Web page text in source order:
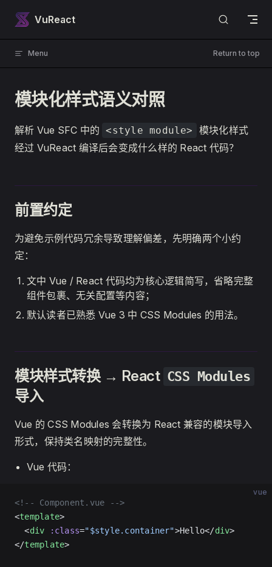
Skip to content
VuReact
Menu Return to top
模块化样式语义对照
解析 Vue SFC 中的 <style module>
模块化样式
经过 VuReact 编译后会变成什么样的 React 代码？
前置约定
为避免示例代码冗余导致理解偏差，先明确两个小约
定：
文中 Vue / React 代码均为核心逻辑简写，省略完整
组件包裹、无关配置等内容；
默认读者已熟悉 Vue 3 中 CSS Modules 的用法。
模块样式转换 → React CSS Modules
导入
Vue 的 CSS Modules 会转换为 React 兼容的模块导入
形式，保持类名映射的完整性。
Vue 代码：
vue
<!-- Component.vue -->
<template>
  <
div :class="$style.container">Hello</div>
</template>